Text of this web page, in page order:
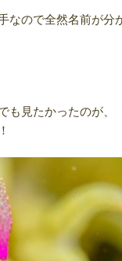
なので全然名前が分
も見たかったのが、